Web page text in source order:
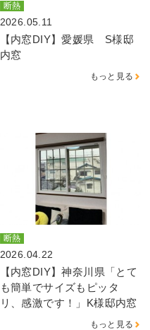
断熱
2026.05.11
【内窓DIY】愛媛県 S様邸
内窓
もっと見る
断熱
2026.04.22
【内窓DIY】神奈川県「とて
も簡単でサイズもピッタ
リ、感激です！」K様邸内窓
もっと見る